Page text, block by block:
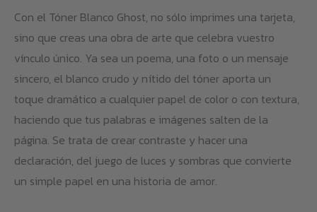
Con el Tóner Blanco Ghost, no sólo imprimes una tarjeta,
sino que creas una obra de arte que celebra vuestro
vínculo único. Ya sea un poema, una foto o un mensaje
sincero, el blanco crudo y nítido del tóner aporta un
toque dramático a cualquier papel de color o con textura,
haciendo que tus palabras e imágenes salten de la
página. Se trata de crear contraste y hacer una
declaración, del juego de luces y sombras que convierte
un simple papel en una historia de amor.